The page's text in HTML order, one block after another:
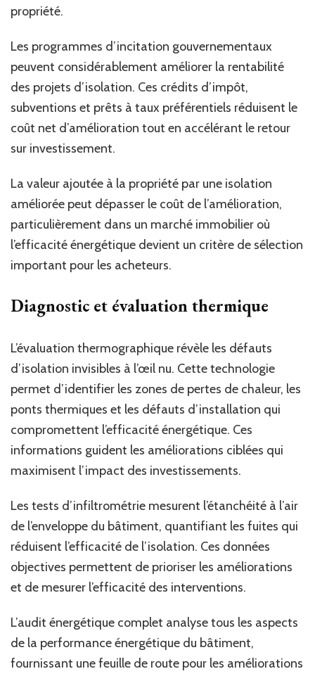
propriété.
Les programmes d’incitation gouvernementaux
peuvent considérablement améliorer la rentabilité
des projets d’isolation. Ces crédits d’impôt,
subventions et prêts à taux préférentiels réduisent le
coût net d’amélioration tout en accélérant le retour
sur investissement.
La valeur ajoutée à la propriété par une isolation
améliorée peut dépasser le coût de l’amélioration,
particulièrement dans un marché immobilier où
l’efficacité énergétique devient un critère de sélection
important pour les acheteurs.
Diagnostic et évaluation thermique
L’évaluation thermographique révèle les défauts
d’isolation invisibles à l’œil nu. Cette technologie
permet d’identifier les zones de pertes de chaleur, les
ponts thermiques et les défauts d’installation qui
compromettent l’efficacité énergétique. Ces
informations guident les améliorations ciblées qui
maximisent l’impact des investissements.
Les tests d’infiltrométrie mesurent l’étanchéité à l’air
de l’enveloppe du bâtiment, quantifiant les fuites qui
réduisent l’efficacité de l’isolation. Ces données
objectives permettent de prioriser les améliorations
et de mesurer l’efficacité des interventions.
L’audit énergétique complet analyse tous les aspects
de la performance énergétique du bâtiment,
fournissant une feuille de route pour les améliorations